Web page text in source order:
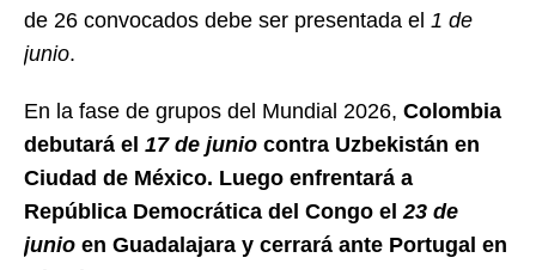
de 26 convocados debe ser presentada el 1 de
junio.
En la fase de grupos del Mundial 2026, Colombia
debutará el 17 de junio contra Uzbekistán en
Ciudad de México. Luego enfrentará a
República Democrática del Congo el 23 de
junio en Guadalajara y cerrará ante Portugal en